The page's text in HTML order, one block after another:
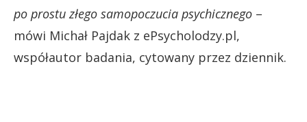
po prostu złego samopoczucia psychicznego –
mówi Michał Pajdak z ePsycholodzy.pl,
współautor badania, cytowany przez dziennik.